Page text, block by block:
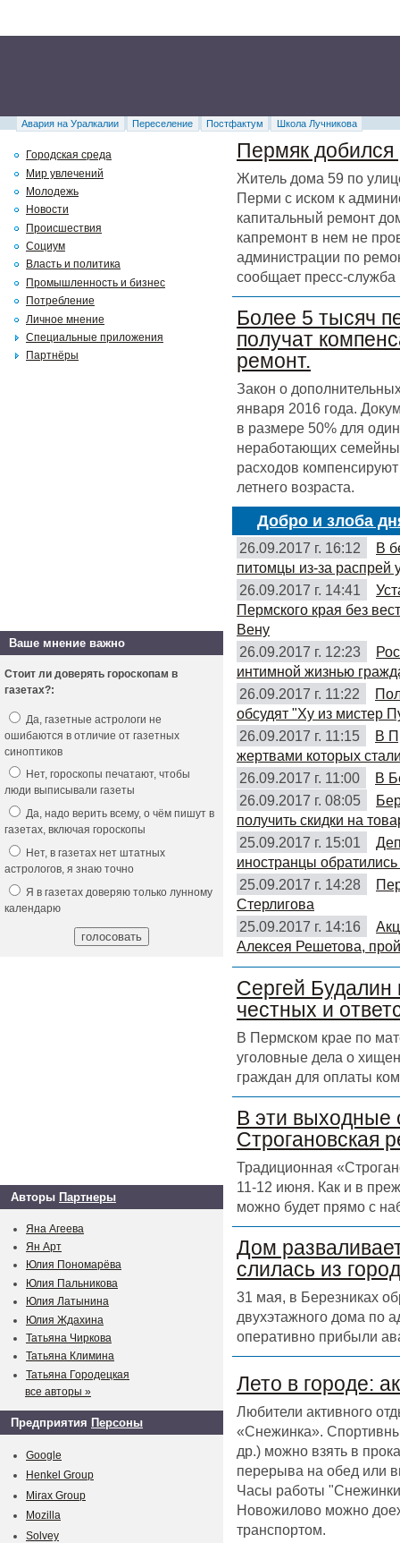
Авария на Уралкалии Переселение Постфактум Школа Лучникова
Пермяк добился
Житель дома 59 по
Перми с иском к
капитальный ремонт
капремонт в нем не
администрации по
сообщает пресс-служба
Более 5 тысяч
получат
ремонт.
Закон о
января 2016 года.
в размере 50% для
неработающих
расходов
летнего возраста.
Добро и злоба
26.09.2017 г. 16:12
В
питомцы из-за распрей
26.09.2017 г. 14:41
Пермского края без
Вену
26.09.2017 г. 12:23
интимной жизнью
26.09.2017 г. 11:22
обсудят "Ху из мистер
26.09.2017 г. 11:15
В
жертвами которых
26.09.2017 г. 11:00
В
26.09.2017 г. 08:05
получить скидки на
25.09.2017 г. 15:01
иностранцы обратились
25.09.2017 г. 14:28
Стерлигова
25.09.2017 г. 14:16
Алексея Решетова,
Сергей Будалин
честных и
В Пермском крае по
уголовные дела о
граждан для оплаты
В эти выходные
Строгановская
Традиционная
11-12 июня. Как и в
можно будет прямо с
Дом
слилась из
31 мая, в Березниках
двухэтажного дома по
оперативно прибыли
Лето в городе:
Любители активного
«Снежинка».
др.) можно взять в
перерыва на обед или
Часы работы
Новожилово можно
транспортом.
Городская среда
Мир увлечений
Молодежь
Новости
Происшествия
Социум
Власть и политика
Промышленность и бизнес
Потребление
Личное мнение
Специальные приложения
Партнёры
Ваше мнение важно
Стоит ли доверять гороскопам в
газетах?:
Да, газетные астрологи не
ошибаются в отличие от газетных
синоптиков
Нет, гороскопы печатают, чтобы
люди выписывали газеты
Да, надо верить всему, о чём пишут в
газетах, включая гороскопы
Нет, в газетах нет штатных
астрологов, я знаю точно
Я в газетах доверяю только лунному
календарю
Авторы Партнеры
Яна Агеева
Ян Арт
Юлия Пономарёва
Юлия Пальникова
Юлия Латынина
Юлия Ждахина
Татьяна Чиркова
Татьяна Климина
Татьяна Городецкая
все авторы »
Предприятия Персоны
Google
Henkel Group
Mirax Group
Mozilla
Solvey